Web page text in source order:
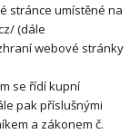
stránce umístěné na
(dále
webové stránky
se řídí kupní
pak příslušnými
a zákonem č.